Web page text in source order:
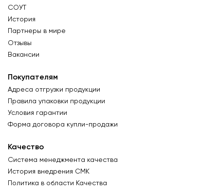
СОУТ
История
Партнеры в мире
Отзывы
Вакансии
Покупателям
Адреса отгрузки продукции
Правила упаковки продукции
Условия гарантии
Форма договора купли-продажи
Качество
Система менеджмента качества
История внедрения СМК
Политика в области Качества